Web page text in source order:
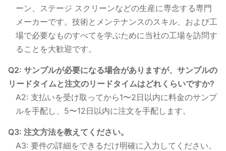
ーン、ステージ スクリーンなどの生産に専念する専門
メーカーです。技術とメンテナンスのスキル、および工
場で必要なものすべてを学ぶために当社の工場を訪問す
ることを大歓迎です。
Q2: サンプルが必要になる場合がありますが、サンプルの
リードタイムと注文のリードタイムはどれくらいですか?
A2: 支払いを受け取ってから1〜2日以内に料金のサンプ
ルを手配し、5〜12日以内に注文を手配します。
Q3: 注文方法を教えてください。
A3: 要件の詳細をできるだけ明確に入力してください。